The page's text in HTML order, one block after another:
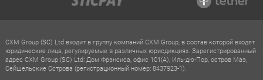
CXM Group (SC) Ltd входит в группу компаний CXM Group, в состав которой входят
юридические лица, регулируемые в различных юрисдикциях. Зарегистрированный
адрес CXM Group (SC) Ltd: Дом Фрэнсиса, офис 101(A), Иль-дю-Пор, остров Маэ,
Сейшельские Острова (регистрационный номер: 8437923-1).